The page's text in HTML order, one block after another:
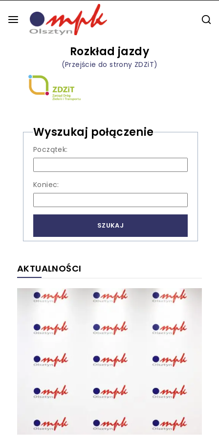
AKTUALNOŚCI
Rozkład jazdy
(Przejście do strony ZDZiT)
Wyszukaj połączenie
Początek:
Koniec: